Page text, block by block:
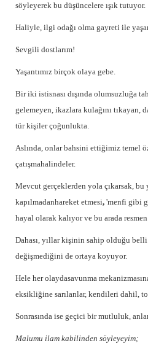
söyleyerek bu düşüncelere ışık tutuyor.
Haliyle, ilgi odağı olma gayreti ile
Sevgili dostlarım!
Yaşantımız birçok olaya gebe.
Bir iki istisnası dışında olumsuzluğa
gelemeyen, ikazlara kulağını tıkayan,
tür kişiler çoğunlukta.
Aslında, onlar bahsini ettiğimiz temel
çatışmahalindeler.
Mevcut gerçeklerden yola çıkarsak, bu
kapılmadanhareket etmesi, 'menfi gibi
hayal olarak kalıyor ve bu arada
Dahası, yıllar kişinin sahip olduğu belli
değişmediğini de ortaya koyuyor.
Hele her olaydasavunma
eksikliğine sarılanlar, kendileri dahil,
Sonrasında ise geçici bir mutluluk,
Malumu ilam kabilinden söyleyeyim;